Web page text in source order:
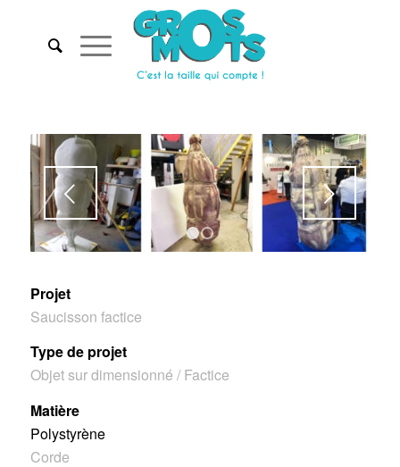
Suivant
2
Projet
Saucisson factice
Type de projet
Objet sur dimensionné / Factice
Matière
Polystyrène
Corde